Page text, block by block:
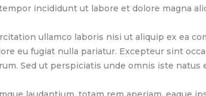
incididunt ut labore et dolore magna
ullamco laboris nisi ut aliquip ex ea
eu fugiat nulla pariatur. Excepteur sint
Sed ut perspiciatis unde omnis iste natus